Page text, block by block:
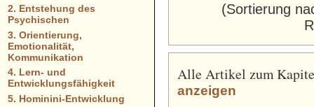
(Sortierung
Alle Artikel zum
anzeigen
2. Entstehung des
Psychischen
3. Orientierung,
Emotionalität,
Kommunikation
4. Lern- und
Entwicklungsfähigkeit
5. Hominini-Entwicklung